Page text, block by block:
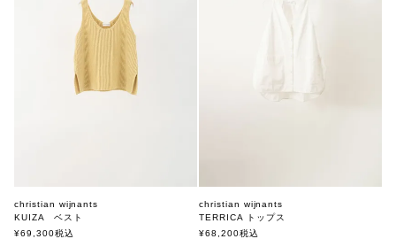
christian wijnants
KUIZA ベスト
クリスチャンワイナンツ
¥69,300税込
christian wijnants
TERRICA トップス
クリスチャンワイナンツ
¥68,200税込